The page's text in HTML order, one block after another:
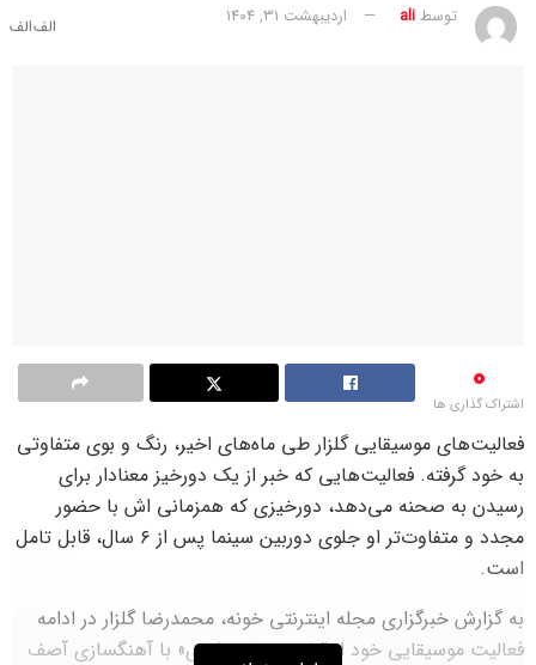
توسطali اردیبهشت ۳۱, ۱۴۰۴
0
اشتراک گذاری ها
فعالیت‌های موسیقایی گلزار طی ماه‌های اخیر، رنگ و بوی متفاوتی
به خود گرفته. فعالیت‌هایی که خبر از یک دورخیز معنادار برای
رسیدن به صحنه می‌دهد، دورخیزی که همزمانی اش با حضور
مجدد و متفاوت‌تر او جلوی دوربین سینما پس از ۶ سال، قابل تامل
است.
به گزارش خبرگزاری مجله اینترنتی خونه، محمدرضا گلزار در ادامه
فعالیت موسیقایی خود از قطعه «عوض شدی» با آهنگسازی آصف